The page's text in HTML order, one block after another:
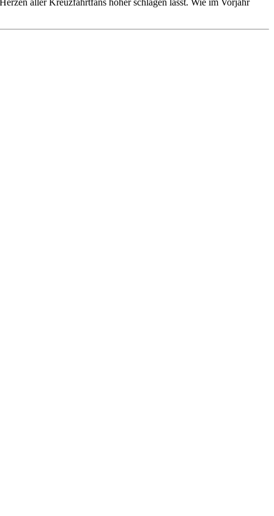
aller Kreuzfahrtfans höher schlagen lässt. Wie im Vorjahr